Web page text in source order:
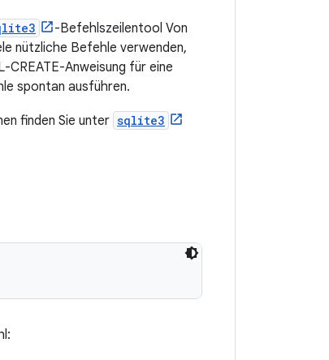
-Befehlszeilentool Von
nützliche Befehle verwenden,
CREATE-Anweisung für eine
spontan ausführen.
finden Sie unter sqlite3